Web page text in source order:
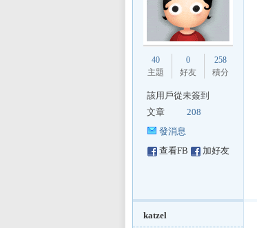
40
主題
0
好友
258
積分
該用戶從未簽到
文章
208
發消息
查看FB
加好友
katzel